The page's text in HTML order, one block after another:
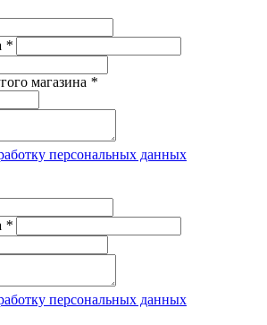
*
магазина *
персональных данных
*
персональных данных